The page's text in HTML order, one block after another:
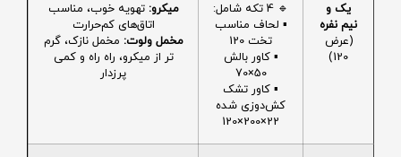
یک و
نیم نفره
(عرض
120)
🔹 4 تکه شامل:
▪️ لحاف مناسب
تخت 120
▪️ کاور بالش
50×70
▪️ کاور تشک
کش‌دوزی شده
22×200×120
میکرو: تهویه خوب، مناسب
اتاق‌های کم‌حرارت
مخمل ولوت: مخمل نازک، گرم
تر از میکرو، راه راه و کمی
پرزدار